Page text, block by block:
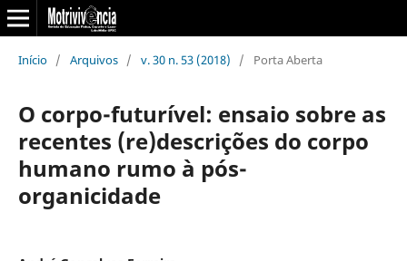
Início / Arquivos / v. 30 n. 53 (2018) / Porta Aberta
O corpo-futurível: ensaio sobre as
recentes (re)descrições do corpo
humano rumo à pós-
organicidade